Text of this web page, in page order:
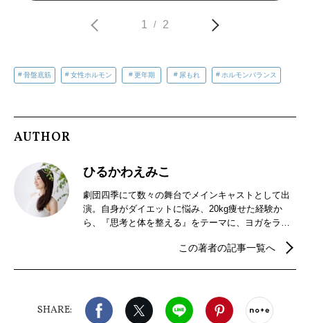
1 / 2
骨盤底筋 女性ホルモン 更年期 尿もれ ホルモンバランス
AUTHOR
ひるかわえみこ
劇団四季にて数々の舞台でメインキャストとして出
演。自身がダイエットに悩み、20kg痩せた経験か
ら、『思考と体を整える』をテーマに、ヨガをライ
この著者の記事一覧へ
SHARE:
Facebook X（旧twitter）
LINE Pinterest